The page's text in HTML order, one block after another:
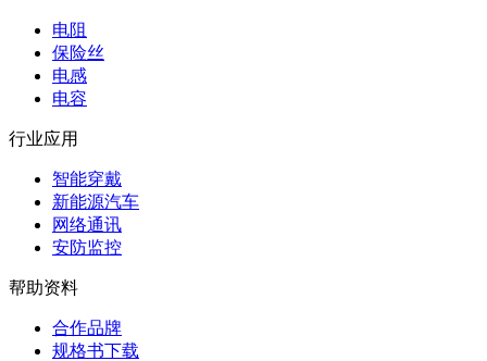
电阻
保险丝
电感
电容
行业应用
智能穿戴
新能源汽车
网络通讯
安防监控
帮助资料
合作品牌
规格书下载